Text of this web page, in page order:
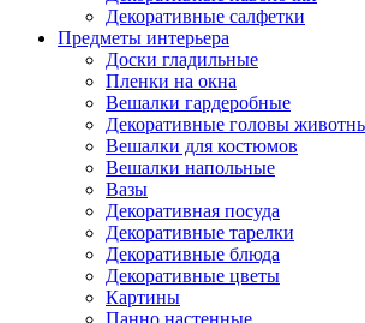
Декоративные салфетки
Предметы интерьера
Доски гладильные
Пленки на окна
Вешалки гардеробные
Декоративные головы
Вешалки для костюмов
Вешалки напольные
Вазы
Декоративная посуда
Декоративные тарелки
Декоративные блюда
Декоративные цветы
Картины
Панно настенные